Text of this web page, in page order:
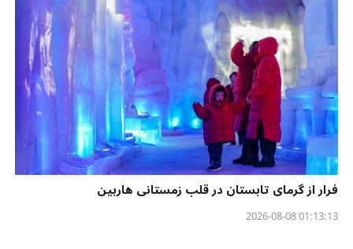
فرار از گرمای تابستان در قلب زمستانی هاربین
01:13:13 2026-08-08